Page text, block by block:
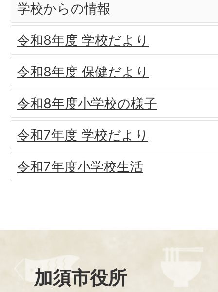
学校からの情報
令和8年度 学校だより
令和8年度 保健だより
令和8年度小学校の様子
令和7年度 学校だより
令和7年度小学校生活
加須市役所